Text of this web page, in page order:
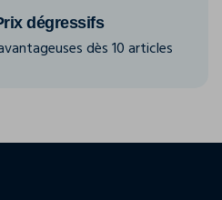
dégressifs
dès 10 articles